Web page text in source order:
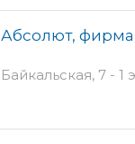
Абсолют, фирма
Байкальская, 7 - 1